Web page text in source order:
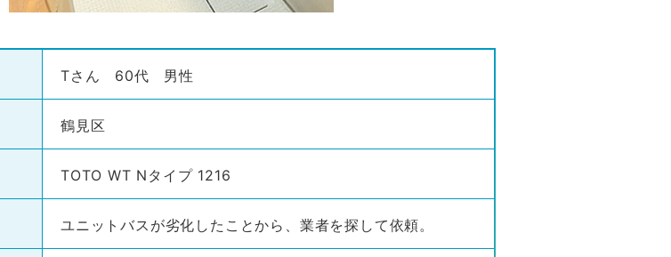
Tさん 60代 男性
鶴見区
TOTO WT Nタイプ 1216
ユニットバスが劣化したことから、業者を探して依頼。